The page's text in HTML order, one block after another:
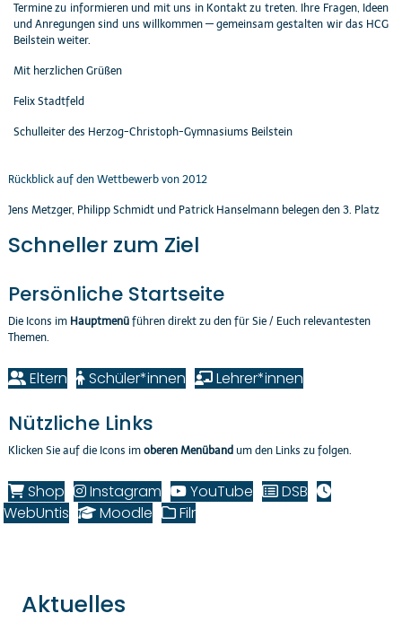
Termine zu informieren und mit uns in Kontakt zu treten. Ihre Fragen, Ideen
und Anregungen sind uns willkommen — gemeinsam gestalten wir das HCG
Beilstein weiter.
Mit herzlichen Grüßen
Felix Stadtfeld
Schulleiter des Herzog-Christoph-Gymnasiums Beilstein
Rückblick auf den Wettbewerb von 2012
Jens Metzger, Philipp Schmidt und Patrick Hanselmann belegen den 3. Platz
Schneller zum Ziel
Persönliche Startseite
Die Icons im Hauptmenüführen direkt zu den für Sie / Euch relevantesten
Themen.
Eltern Schüler*innen Lehrer*innen
Nützliche Links
Klicken Sie auf die Icons im oberen Menüband um den Links zu folgen.
Shop Instagram YouTube
DSB
WebUntis
Moodle Filr
Aktuelles